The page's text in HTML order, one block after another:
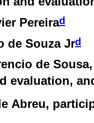
Pereirad
de Souza Jrd
de Sousa
evaluation,
Abreu,